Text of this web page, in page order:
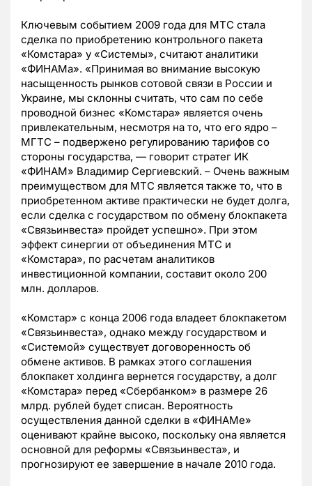
Ключевым событием 2009 года для МТС стала
сделка по приобретению контрольного пакета
«Комстара» у «Системы», считают аналитики
«ФИНАМа». «Принимая во внимание высокую
насыщенность рынков сотовой связи в России и
Украине, мы склонны считать, что сам по себе
проводной бизнес «Комстара» является очень
привлекательным, несмотря на то, что его ядро –
МГТС – подвержено регулированию тарифов со
стороны государства, — говорит стратег ИК
«ФИНАМ» Владимир Сергиевский. – Очень важным
преимуществом для МТС является также то, что в
приобретенном активе практически не будет долга,
если сделка с государством по обмену блокпакета
«Связьинвеста» пройдет успешно». При этом
эффект синергии от объединения МТС и
«Комстара», по расчетам аналитиков
инвестиционной компании, составит около 200
млн. долларов.
«Комстар» с конца 2006 года владеет блокпакетом
«Связьинвеста», однако между государством и
«Системой» существует договоренность об
обмене активов. В рамках этого соглашения
блокпакет холдинга вернется государству, а долг
«Комстара» перед «Сбербанком» в размере 26
млрд. рублей будет списан. Вероятность
осуществления данной сделки в «ФИНАМе»
оценивают крайне высоко, поскольку она является
основной для реформы «Связьинвеста», и
прогнозируют ее завершение в начале 2010 года.